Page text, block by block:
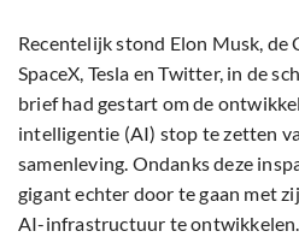
Recentelijk stond Elon Musk, de
SpaceX, Tesla en Twitter, in de
brief had gestart om de
intelligentie (AI) stop te zetten
samenleving. Ondanks deze
gigant echter door te gaan met
AI-infrastructuur te ontwikkelen.